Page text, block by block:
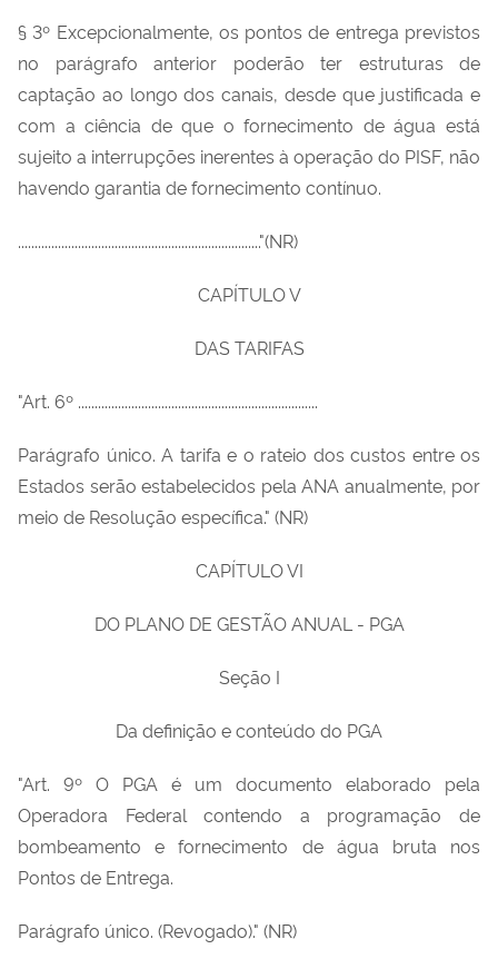
§ 3º Excepcionalmente, os pontos de entrega previstos
no parágrafo anterior poderão ter estruturas de
captação ao longo dos canais, desde que justificada e
com a ciência de que o fornecimento de água está
sujeito a interrupções inerentes à operação do PISF, não
havendo garantia de fornecimento contínuo.
........................................................................."(NR)
CAPÍTULO V
DAS TARIFAS
"Art. 6º ........................................................................
Parágrafo único. A tarifa e o rateio dos custos entre os
Estados serão estabelecidos pela ANA anualmente, por
meio de Resolução específica." (NR)
CAPÍTULO VI
DO PLANO DE GESTÃO ANUAL - PGA
Seção I
Da definição e conteúdo do PGA
"Art. 9º O PGA é um documento elaborado pela
Operadora Federal contendo a programação de
bombeamento e fornecimento de água bruta nos
Pontos de Entrega.
Parágrafo único. (Revogado)." (NR)